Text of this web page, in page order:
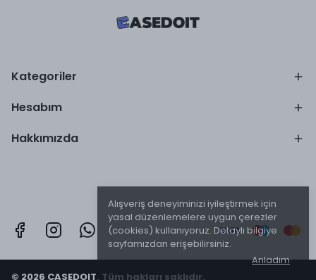
Alışveriş deneyiminizi iyileştirmek için
yasal düzenlemelere uygun çerezler
(cookies) kullanıyoruz. Detaylı bilgiye
sayfamızdan erişebilirsiniz.
Anladım
Kategoriler
Hesabım
Hakkımızda
© 2026 CASEDOIT. Tüm hakları saklıdır.